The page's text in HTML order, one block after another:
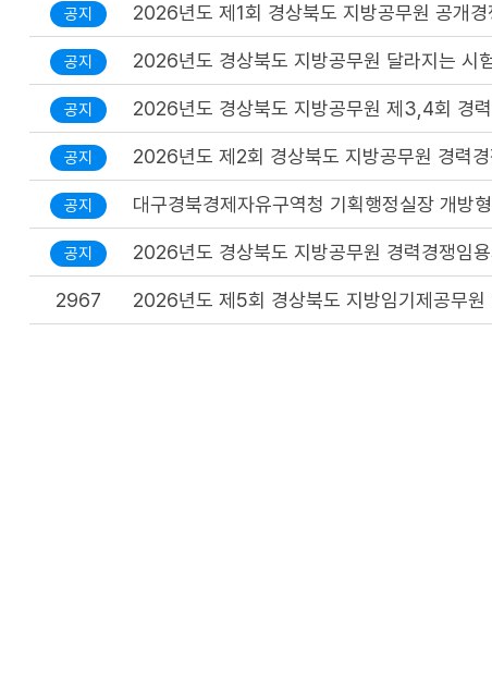
공지 2026년도 제1회 경상북도 지방공무원 공개
공지 2026년도 경상북도 지방공무원 달라지는 시
공지 2026년도 경상북도 지방공무원 제3,4회 경
공지 2026년도 제2회 경상북도 지방공무원 경력
공지 대구경북경제자유구역청 기획행정실장 개방
공지 2026년도 경상북도 지방공무원 경력경쟁임
2967 2026년도 제5회 경상북도 지방임기제공무